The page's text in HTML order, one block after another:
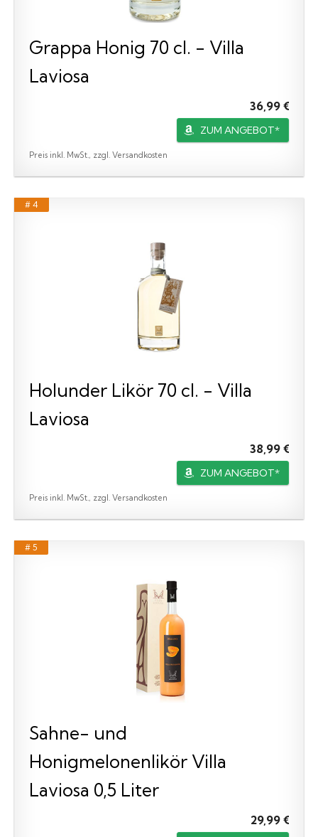
Grappa Honig 70 cl. - Villa
Laviosa
36,99 €
ZUM ANGEBOT*
Preis inkl. MwSt., zzgl. Versandkosten
# 4
Holunder Likör 70 cl. - Villa
Laviosa
38,99 €
ZUM ANGEBOT*
Preis inkl. MwSt., zzgl. Versandkosten
# 5
Sahne- und
Honigmelonenlikör Villa
Laviosa 0,5 Liter
29,99 €